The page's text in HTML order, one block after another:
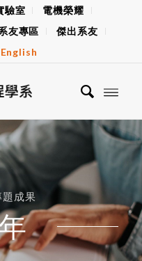
驗室
電機榮耀
友專區
傑出系友
English
成果